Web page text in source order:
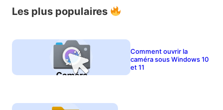
Les plus populaires
Comment ouvrir la
caméra sous Windows 10
et 11